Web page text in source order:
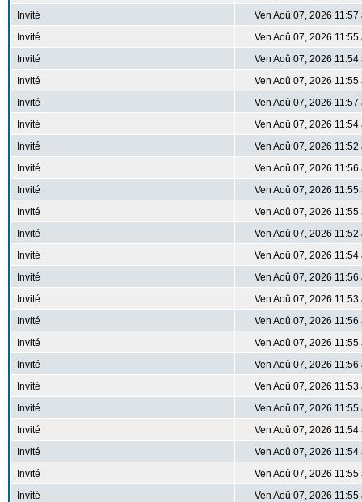
Invité
Ven Aoû 07, 2026 11:57
Invité
Ven Aoû 07, 2026 11:55
Invité
Ven Aoû 07, 2026 11:54
Invité
Ven Aoû 07, 2026 11:55
Invité
Ven Aoû 07, 2026 11:57
Invité
Ven Aoû 07, 2026 11:54
Invité
Ven Aoû 07, 2026 11:52
Invité
Ven Aoû 07, 2026 11:56
Invité
Ven Aoû 07, 2026 11:55
Invité
Ven Aoû 07, 2026 11:55
Invité
Ven Aoû 07, 2026 11:52
Invité
Ven Aoû 07, 2026 11:54
Invité
Ven Aoû 07, 2026 11:56
Invité
Ven Aoû 07, 2026 11:53
Invité
Ven Aoû 07, 2026 11:56
Invité
Ven Aoû 07, 2026 11:55
Invité
Ven Aoû 07, 2026 11:56
Invité
Ven Aoû 07, 2026 11:53
Invité
Ven Aoû 07, 2026 11:55
Invité
Ven Aoû 07, 2026 11:54
Invité
Ven Aoû 07, 2026 11:54
Invité
Ven Aoû 07, 2026 11:55
Invité
Ven Aoû 07, 2026 11:55